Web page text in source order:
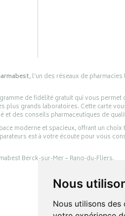
Nous
Nous utilisons
, l’un des réseaux de
de fidélité gratuit qui vous
grands laboratoires. Cette carte
et des conseils pharmaceutiques de
moderne et spacieux, offrant un
est à votre écoute pour vous
Berck-sur-Mer – Rang-du-Fliers.